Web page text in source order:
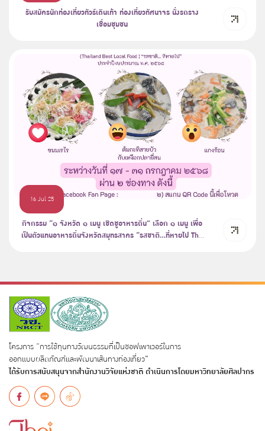
รับสมัครนักท่องเที่ยวทัวร์เดินเท้า ท่องเที่ยวทัศนาจร นั่งรถราง
เชื่อมชุมชน
16 Jul 25
กิจกรรม “๑ จังหวัด ๑ เมนู เชิดชูอาหารถิ่น” เลือก ๑ เมนู เพื่อ
เป็นตัวแทนอาหารถิ่นจังหวัดสมุทรสาคร “รสชาติ...ที่หายไป The
โครงการ “การใช้ทุนทางวัฒนธรรมที่เป็นซอฟเพาเวอร์ในการ
ออกแบบผลิตภัณฑ์และพัฒนาเส้นทางท่องเที่ยว”
ได้รับการสนับสนุนจากสำนักงานวิจัยแห่งชาติ ดำเนินการโดยมหาวิทยาลัยศิลปากร